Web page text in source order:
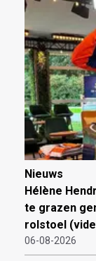
Nieuws
Hélène
te grazen
rolstoel
06-08-2026